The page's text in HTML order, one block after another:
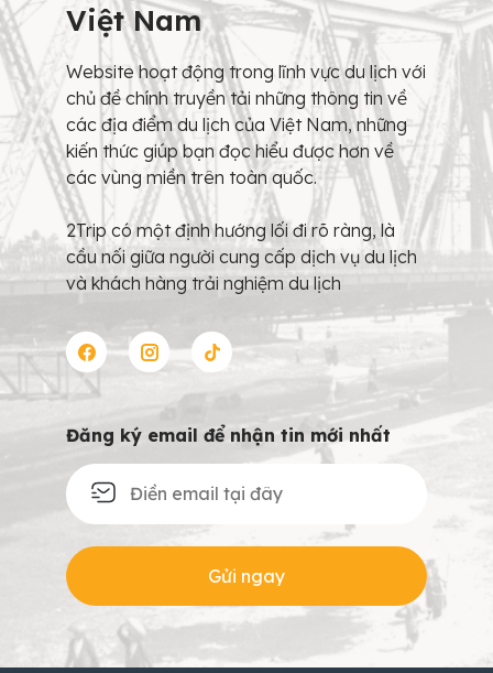
Việt Nam
Website hoạt động trong lĩnh vực du lịch với
chủ đề chính truyền tải những thông tin về
các địa điểm du lịch của Việt Nam, những
kiến thức giúp bạn đọc hiểu được hơn về
các vùng miền trên toàn quốc.
2Trip có một định hướng lối đi rõ ràng, là
cầu nối giữa người cung cấp dịch vụ du lịch
và khách hàng trải nghiệm du lịch
Đăng ký email để nhận tin mới nhất
Gửi ngay